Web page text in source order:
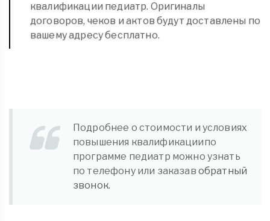
квалификации педиатр. Оригиналы
договоров, чеков и актов будут доставлены по
вашему адресу бесплатно.
Подробнее о стоимости и условиях
повышения квалификациипо
программе педиатр можно узнать
по телефону или заказав обратный
звонок.